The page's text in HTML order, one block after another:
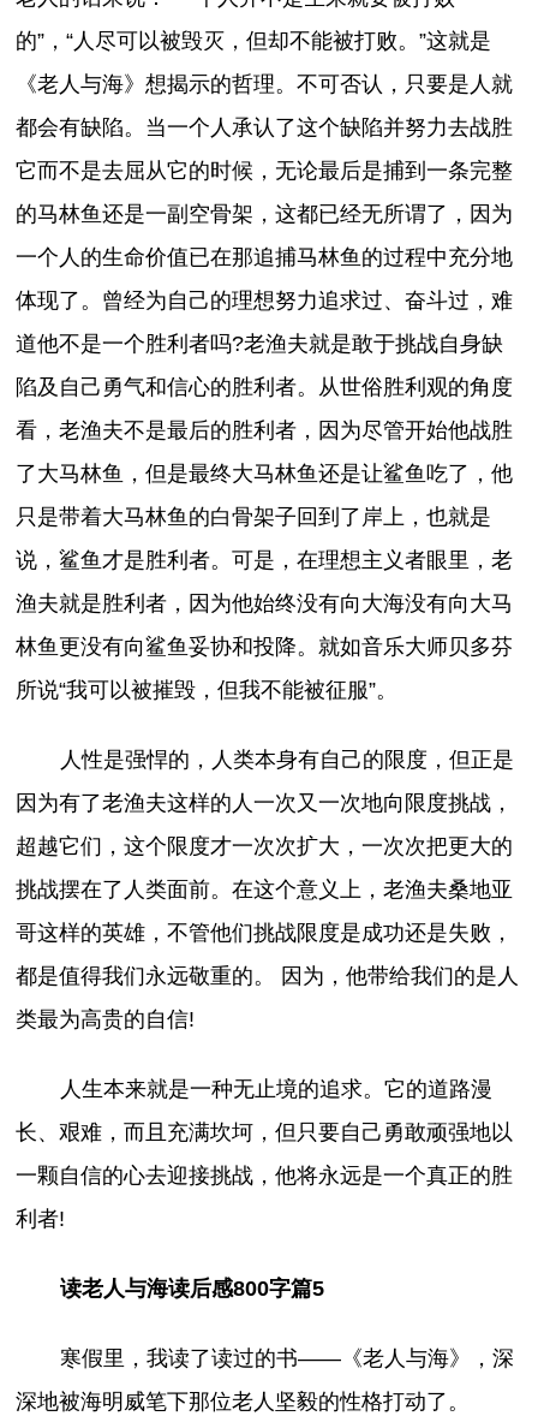
的”，“人尽可以被毁灭，但却不能被打败。”这就是
《老人与海》想揭示的哲理。不可否认，只要是人就
都会有缺陷。当一个人承认了这个缺陷并努力去战胜
它而不是去屈从它的时候，无论最后是捕到一条完整
的马林鱼还是一副空骨架，这都已经无所谓了，因为
一个人的生命价值已在那追捕马林鱼的过程中充分地
体现了。曾经为自己的理想努力追求过、奋斗过，难
道他不是一个胜利者吗?老渔夫就是敢于挑战自身缺
陷及自己勇气和信心的胜利者。从世俗胜利观的角度
看，老渔夫不是最后的胜利者，因为尽管开始他战胜
了大马林鱼，但是最终大马林鱼还是让鲨鱼吃了，他
只是带着大马林鱼的白骨架子回到了岸上，也就是
说，鲨鱼才是胜利者。可是，在理想主义者眼里，老
渔夫就是胜利者，因为他始终没有向大海没有向大马
林鱼更没有向鲨鱼妥协和投降。就如音乐大师贝多芬
所说“我可以被摧毁，但我不能被征服”。
人性是强悍的，人类本身有自己的限度，但正是
因为有了老渔夫这样的人一次又一次地向限度挑战，
超越它们，这个限度才一次次扩大，一次次把更大的
挑战摆在了人类面前。在这个意义上，老渔夫桑地亚
哥这样的英雄，不管他们挑战限度是成功还是失败，
都是值得我们永远敬重的。 因为，他带给我们的是人
类最为高贵的自信!
人生本来就是一种无止境的追求。它的道路漫
长、艰难，而且充满坎坷，但只要自己勇敢顽强地以
一颗自信的心去迎接挑战，他将永远是一个真正的胜
利者!
读老人与海读后感800字篇5
寒假里，我读了读过的书——《老人与海》，深
深地被海明威笔下那位老人坚毅的性格打动了。